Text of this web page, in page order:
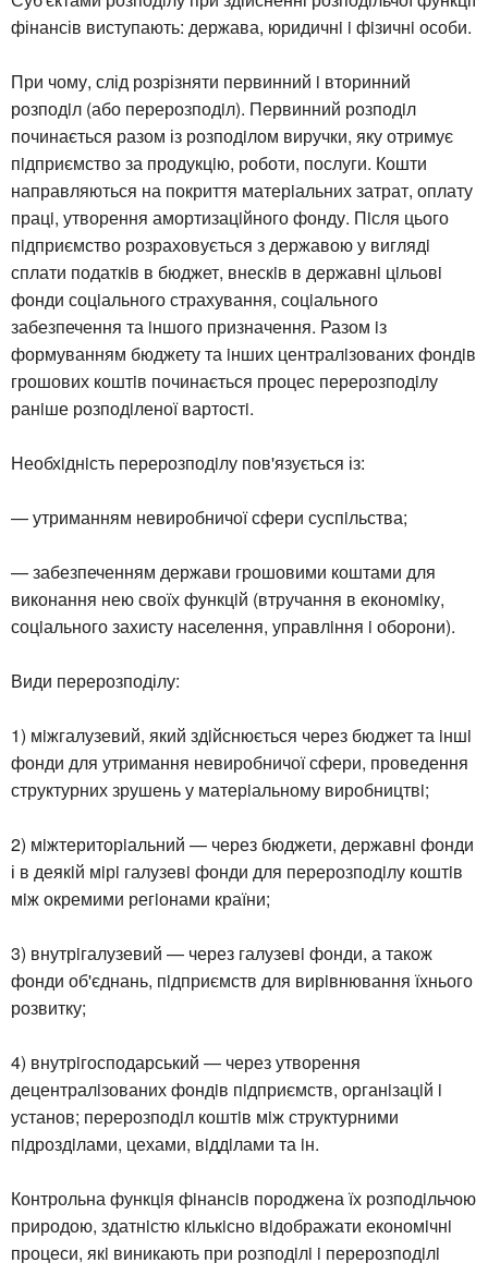
фінансів виступають: держава, юридичнi i фiзичнi особи.
При чому, слід розрізняти первинний i вторинний
розподiл (або перерозподiл). Первинний розподiл
починається разом із розподiлом виручки, яку отримує
пiдприємство за продукцiю, роботи, послуги. Кошти
направляються на покриття матерiальних затрат, оплату
працi, утворення амортизацiйного фонду. Пiсля цього
пiдприємство розраховується з державою у виглядi
сплати податкiв в бюджет, внескiв в державнi цiльовi
фонди соцiального страхування, соцiального
забезпечення та iншого призначення. Разом iз
формуванням бюджету та iнших централiзованих фондiв
грошових коштiв починається процес перерозподiлу
ранiше розподiленої вартостi.
Необхiднiсть перерозподiлу пов'язується із:
— утриманням невиробничої сфери суспiльства;
— забезпеченням держави грошовими коштами для
виконання нею своїх функцiй (втручання в економiку,
соцiального захисту населення, управлiння i оборони).
Види перерозподілу:
1) мiжгалузевий, який здiйснюється через бюджет та iншi
фонди для утримання невиробничої сфери, проведення
структурних зрушень у матерiальному виробництвi;
2) мiжтериторiальний — через бюджети, державнi фонди
і в деякiй мiрi галузевi фонди для перерозподiлу коштiв
мiж окремими регiонами країни;
3) внутрiгалузевий — через галузевi фонди, а також
фонди об'єднань, пiдприємств для вирiвнювання їхнього
розвитку;
4) внутрiгосподарський — через утворення
децентралiзованих фондiв пiдприємств, органiзацiй i
установ; перерозподiл коштiв мiж структурними
пiдроздiлами, цехами, вiддiлами та iн.
Контрольна функцiя фiнансiв породжена їх розподiльчою
природою, здатнiстю кiлькiсно вiдображати економiчнi
процеси, якi виникають при розподiлi i перерозподiлi